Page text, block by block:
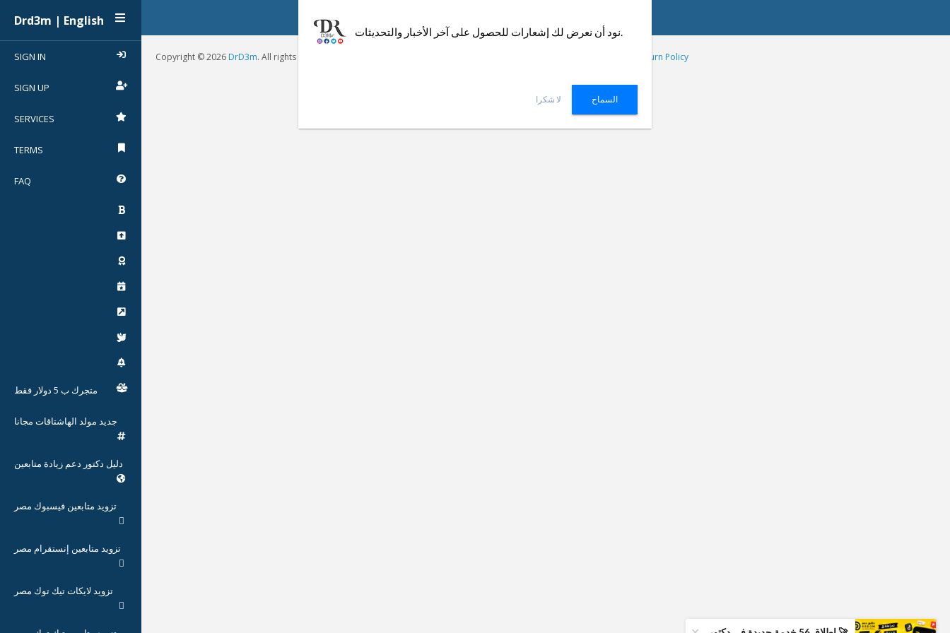
Drd3m | English
SIGN IN
SIGN UP
SERVICES
TERMS
FAQ
متجرك ب 5 دولار فقط
جديد مولد الهاشتاقات مجانا
دليل دكتور دعم زيادة متابعين
تزويد متابعين فيسبوك مصر
تزويد متابعين إنستقرام مصر
تزويد لايكات تيك توك مصر
Copyright © 2026 DrD3m. All rights reserved. Return Policy
لا شكرا السماح